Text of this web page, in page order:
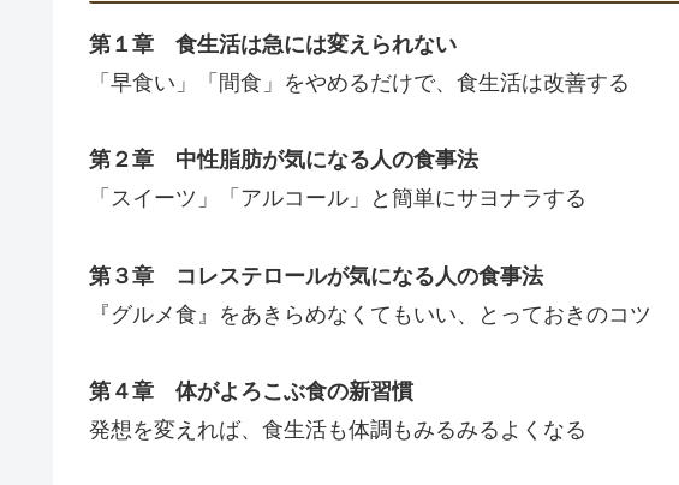
第１章 食生活は急には変えられない
「早食い」「間食」をやめるだけで、食生活は改善する
第２章 中性脂肪が気になる人の食事法
「スイーツ」「アルコール」と簡単にサヨナラする
第３章 コレステロールが気になる人の食事法
『グルメ食』をあきらめなくてもいい、とっておきのコツ
第４章 体がよろこぶ食の新習慣
発想を変えれば、食生活も体調もみるみるよくなる